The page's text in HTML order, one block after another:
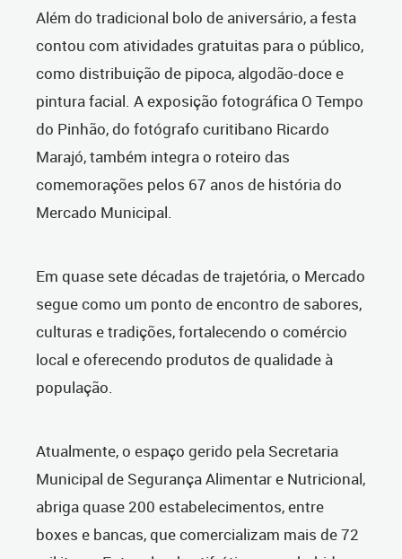
Além do tradicional bolo de aniversário, a festa
contou com atividades gratuitas para o público,
como distribuição de pipoca, algodão-doce e
pintura facial. A exposição fotográfica O Tempo
do Pinhão, do fotógrafo curitibano Ricardo
Marajó, também integra o roteiro das
comemorações pelos 67 anos de história do
Mercado Municipal.
Em quase sete décadas de trajetória, o Mercado
segue como um ponto de encontro de sabores,
culturas e tradições, fortalecendo o comércio
local e oferecendo produtos de qualidade à
população.
Atualmente, o espaço gerido pela Secretaria
Municipal de Segurança Alimentar e Nutricional,
abriga quase 200 estabelecimentos, entre
boxes e bancas, que comercializam mais de 72